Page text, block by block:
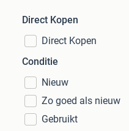
Direct Kopen
Direct Kopen
Conditie
Nieuw
Zo goed als nieuw
Gebruikt